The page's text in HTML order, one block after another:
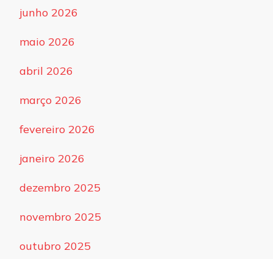
junho 2026
maio 2026
abril 2026
março 2026
fevereiro 2026
janeiro 2026
dezembro 2025
novembro 2025
outubro 2025